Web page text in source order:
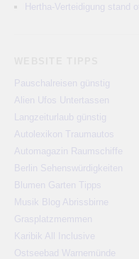
Hertha-Verteidigung stand
Pauschalreisen günstig
Alien Ufos Untertassen
Langzeiturlaub günstig
Autolexikon Traumautos
Automagazin Raumschiffe
Berlin Sehenswürdigkeiten
Blumen Garten Tipps
Musik Blog Abrissbirne
Grasplatzmemmen
Karibik All Inclusive
Ostseebad Warnemünde